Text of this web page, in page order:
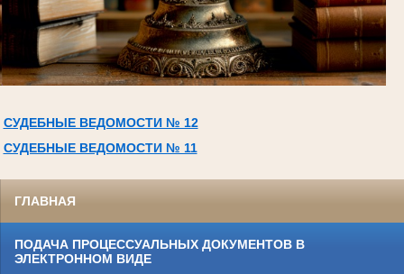
СУДЕБНЫЕ ВЕДОМОСТИ № 12
СУДЕБНЫЕ ВЕДОМОСТИ № 11
ГЛАВНАЯ
ПОДАЧА ПРОЦЕССУАЛЬНЫХ ДОКУМЕНТОВ В
ЭЛЕКТРОННОМ ВИДЕ